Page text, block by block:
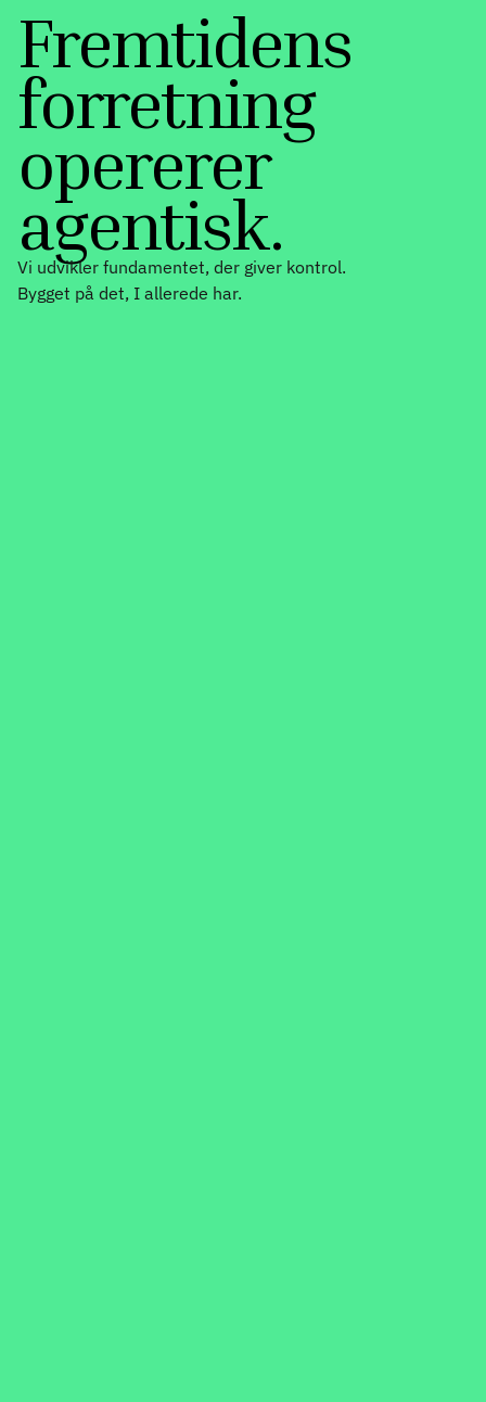
Fremtidens
forretning
opererer
agentisk.
Vi udvikler fundamentet, der giver kontrol.
Bygget på det, I allerede har.